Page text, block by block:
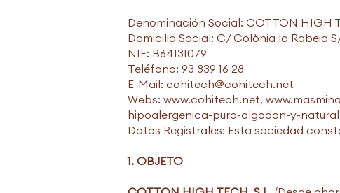
Denominación Social: COTTON HIGH
Domicilio Social: C/ Colònia la Rabeia
NIF: B64131079
Teléfono: 93 839 16 28
E-Mail: cohitech@cohitech.net
Webs: www.cohitech.net,
hipoalergenica-puro-algodon-y-
Datos Registrales: Esta sociedad
1. OBJETO